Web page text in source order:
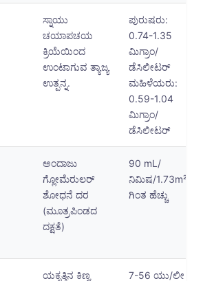
ಸ್ನಾಯು
ಚಯಾಪಚಯ
ಕ್ರಿಯೆಯಿಂದ
ಉಂಟಾಗುವ ತ್ಯಾಜ್ಯ
ಉತ್ಪನ್ನ.
ಪುರುಷರು:
0.74-1.35
ಮಿಗ್ರಾಂ/
ಡೆಸಿಲೀಟರ್
ಮಹಿಳೆಯರು:
0.59-1.04
ಮಿಗ್ರಾಂ/
ಡೆಸಿಲೀಟರ್
ಅಂದಾಜು
ಗ್ಲೋಮೆರುಲರ್
ಶೋಧನೆ ದರ
(ಮೂತ್ರಪಿಂಡದ
ದಕ್ಷತೆ)
90 mL/
ನಿಮಿಷ/1.73m²
ಗಿಂತ ಹೆಚ್ಚು
ಯಕೃತ್ತಿನ ಕಿಣ್ವ 7-56 ಯು/ಲೀ